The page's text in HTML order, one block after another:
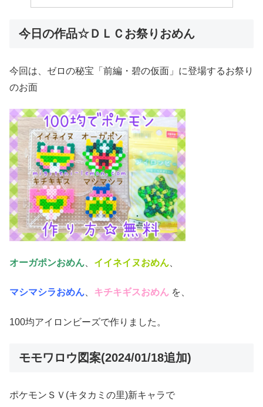
今日の作品☆ＤＬＣお祭りおめん
今回は、ゼロの秘宝「前編・碧の仮面」に登場するお祭り
のお面
オーガポンおめん イイネイヌおめん
マシマシラおめん キチキギスおめん を、
100均アイロンビーズで作りました。
モモワロウ図案(2024/01/18追加)
ポケモンＳＶ(キタカミの里)新キャラで